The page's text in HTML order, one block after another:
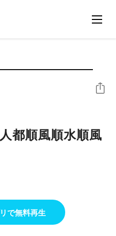
都順風順水順風
シェア
で無料再生